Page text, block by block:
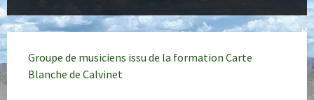
Groupe de musiciens issu de la formation Carte
Blanche de Calvinet